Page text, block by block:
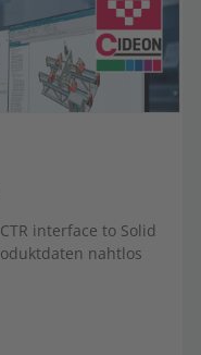
interface to Solid
nahtlos